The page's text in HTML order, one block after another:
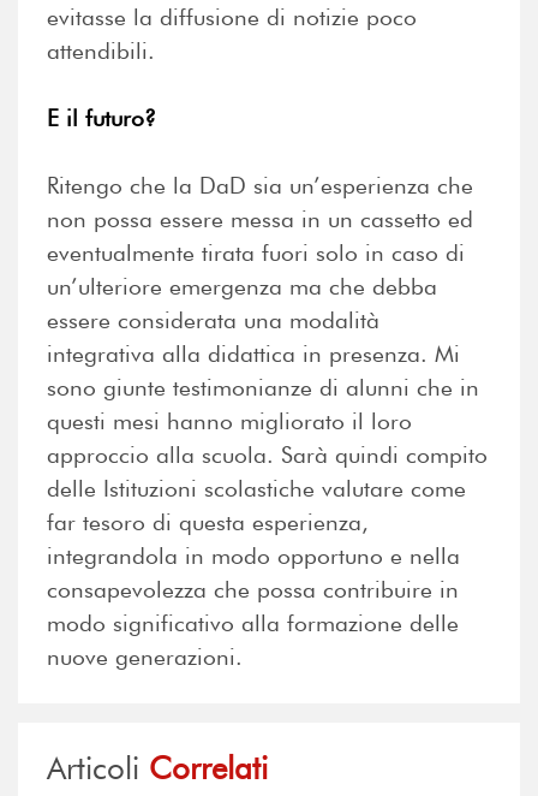
evitasse la diffusione di notizie poco
attendibili.
E il futuro?
Ritengo che la DaD sia un’esperienza che
non possa essere messa in un cassetto ed
eventualmente tirata fuori solo in caso di
un’ulteriore emergenza ma che debba
essere considerata una modalità
integrativa alla didattica in presenza. Mi
sono giunte testimonianze di alunni che in
questi mesi hanno migliorato il loro
approccio alla scuola. Sarà quindi compito
delle Istituzioni scolastiche valutare come
far tesoro di questa esperienza,
integrandola in modo opportuno e nella
consapevolezza che possa contribuire in
modo significativo alla formazione delle
nuove generazioni.
Articoli Correlati